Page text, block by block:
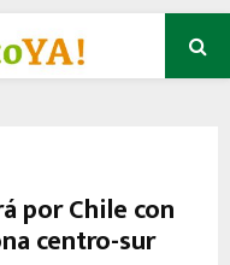
por Chile con
centro-sur